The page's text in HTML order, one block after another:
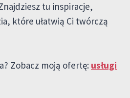
tu inspiracje,
które ułatwią Ci twórczą
Zobacz moją ofertę: usługi